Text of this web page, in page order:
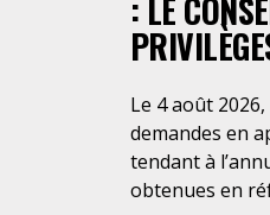
: LE
Le 4 août
demandes en
tendant à
obtenues en